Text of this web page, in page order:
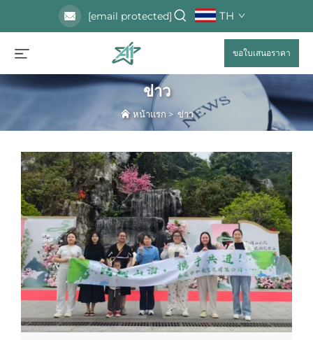
[email protected] TH
ขอใบเสนอราคา
ข่าว
หน้าแรก > ข่าว